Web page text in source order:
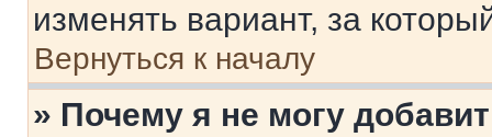
изменять вариант, за
Вернуться к началу
» Почему я не могу